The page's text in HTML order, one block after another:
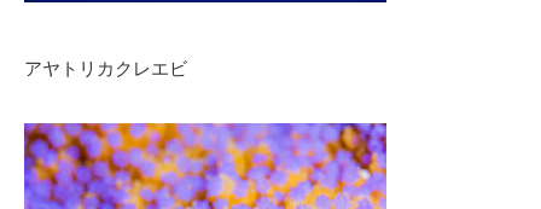
アヤトリカクレエビ